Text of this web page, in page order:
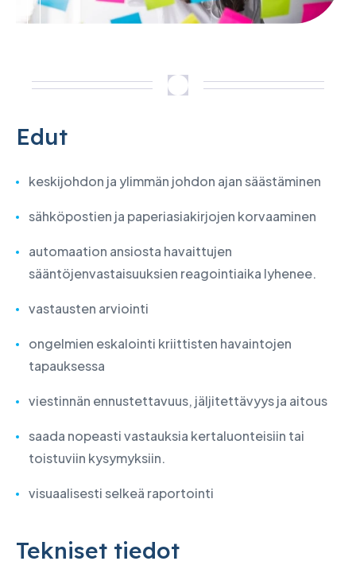
Edut
keskijohdon ja ylimmän johdon ajan säästäminen
sähköpostien ja paperiasiakirjojen korvaaminen
automaation ansiosta havaittujen
sääntöjenvastaisuuksien reagointiaika lyhenee.
vastausten arviointi
ongelmien eskalointi kriittisten havaintojen
tapauksessa
viestinnän ennustettavuus, jäljitettävyys ja aitous
saada nopeasti vastauksia kertaluonteisiin tai
toistuviin kysymyksiin.
visuaalisesti selkeä raportointi
Tekniset tiedot